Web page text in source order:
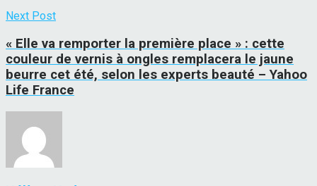
Next Post
« Elle va remporter la première place » : cette
couleur de vernis à ongles remplacera le jaune
beurre cet été, selon les experts beauté – Yahoo
Life France